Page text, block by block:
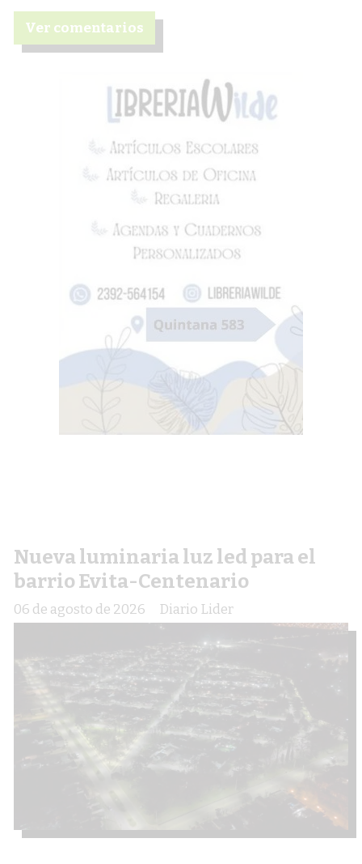
Ver comentarios
Nueva luminaria luz led para el
barrio Evita-Centenario
Diario Lider
06 de agosto de 2026